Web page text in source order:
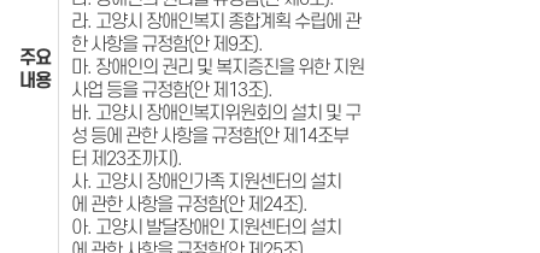
주요
내용
라. 고양시 장애인복지 종합계획 수립에 관
한 사항을 규정함(안 제9조).
마. 장애인의 권리 및 복지증진을 위한 지원
사업 등을 규정함(안 제13조).
바. 고양시 장애인복지위원회의 설치 및 구
성 등에 관한 사항을 규정함(안 제14조부
터 제23조까지).
사. 고양시 장애인가족 지원센터의 설치
에 관한 사항을 규정함(안 제24조).
아. 고양시 발달장애인 지원센터의 설치